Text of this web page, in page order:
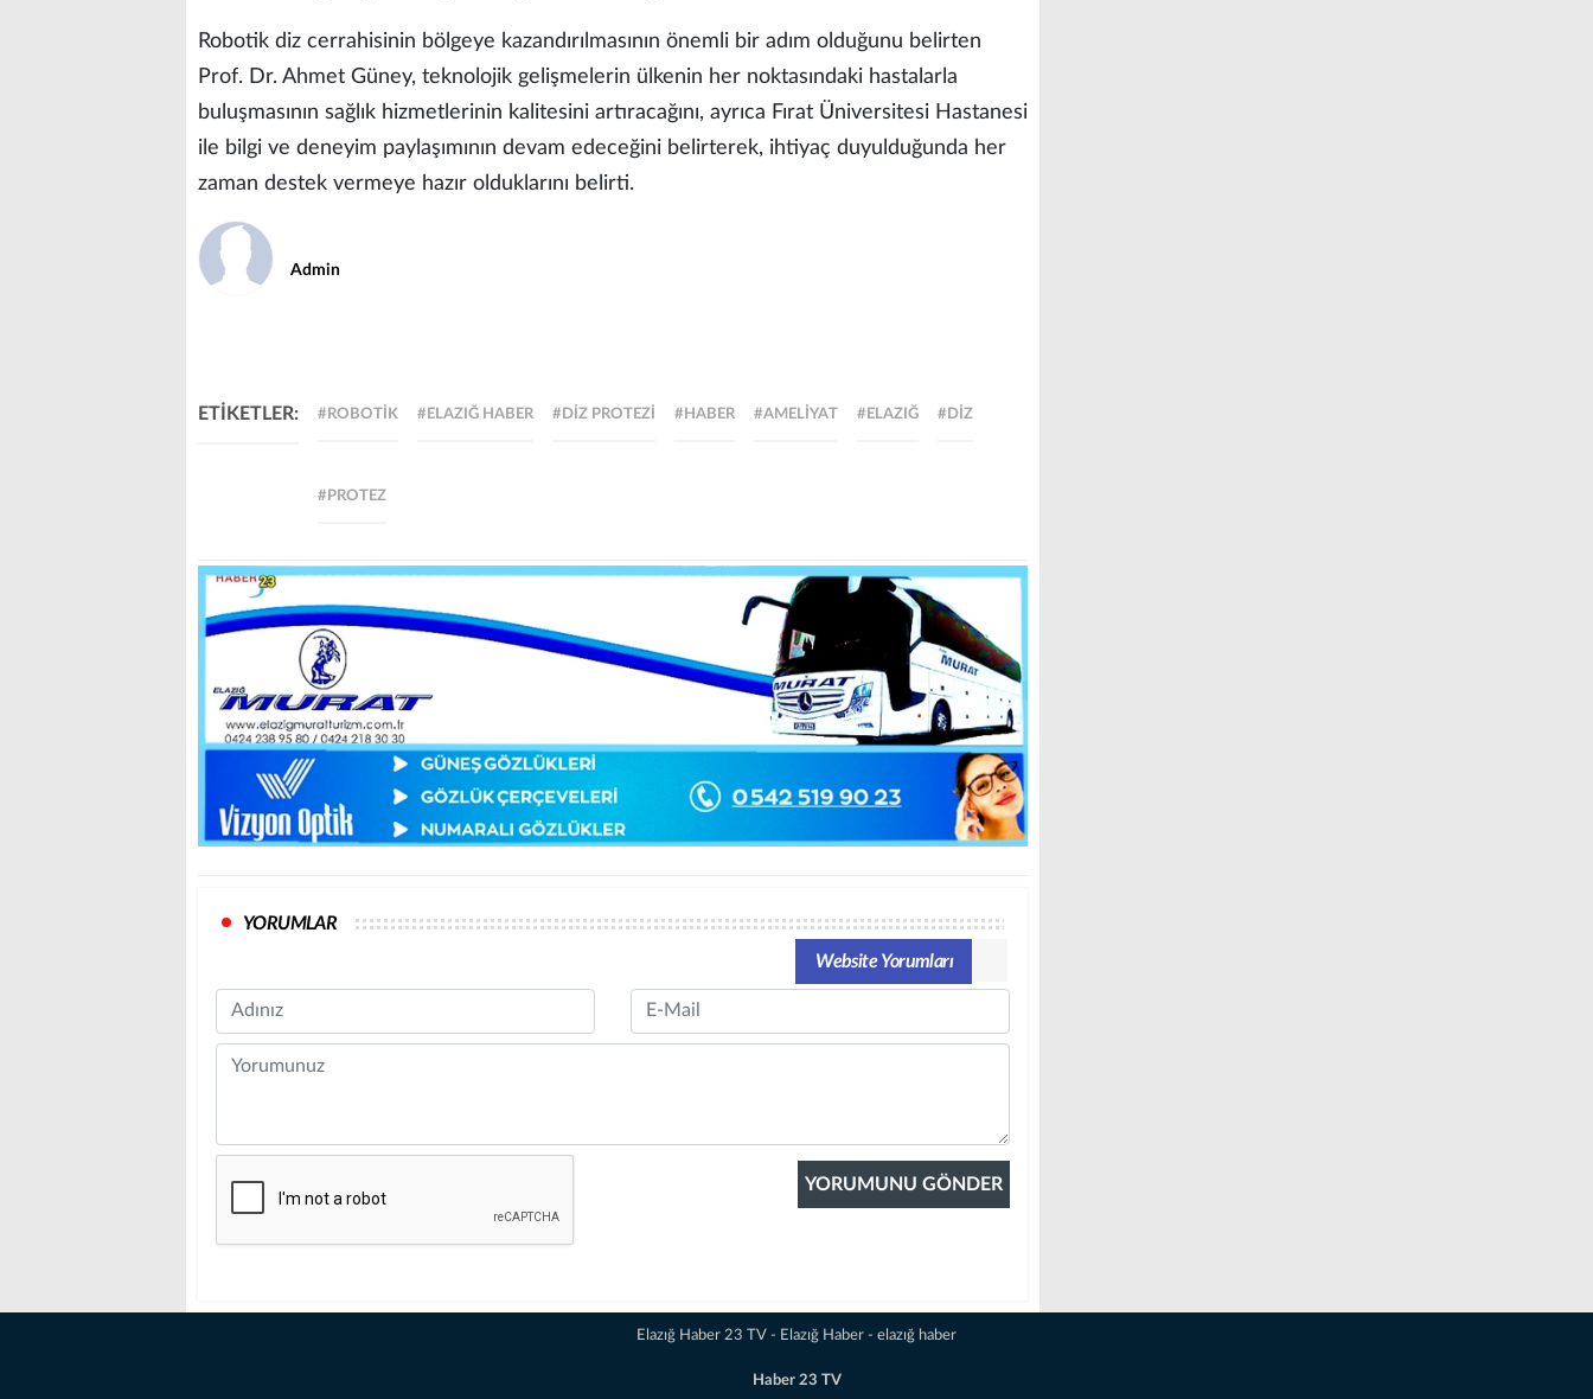
Robotik diz cerrahisinin bölgeye kazandırılmasının önemli bir adım olduğunu belirten
Prof. Dr. Ahmet Güney, teknolojik gelişmelerin ülkenin her noktasındaki hastalarla
buluşmasının sağlık hizmetlerinin kalitesini artıracağını, ayrıca Fırat Üniversitesi Hastanesi
ile bilgi ve deneyim paylaşımının devam edeceğini belirterek, ihtiyaç duyulduğunda her
zaman destek vermeye hazır olduklarını belirti.
Admin
ETİKETLER: #ROBOTIK #ELAZIĞ HABER #DIZ PROTEZI #HABER #AMELIYAT #ELAZIĞ #DİZ
#PROTEZ
YORUMLAR
Website Yorumları
Name Email
Comment
Elazığ Haber 23 TV - Elazığ Haber - elazığ haber
Haber 23 TV